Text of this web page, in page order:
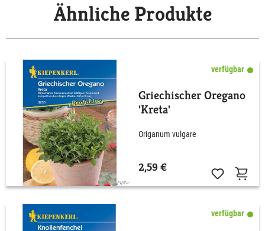
Ähnliche Produkte
verfügbar
Griechischer Oregano
'Kreta'
Origanum vulgare
2,59 €
verfügbar